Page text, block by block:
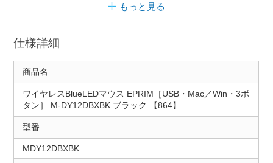
もっと見る
仕様詳細
商品名
ワイヤレスBlueLEDマウス EPRIM［USB・Mac／Win・3ボ
タン］ M-DY12DBXBK ブラック 【864】
型番
MDY12DBXBK